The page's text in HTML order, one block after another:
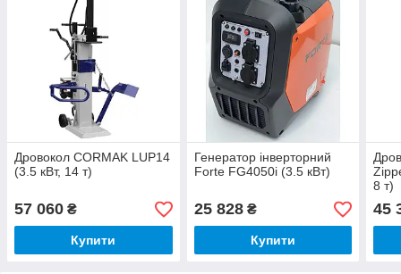
Дровокол CORMAK LUP14
(3.5 кВт, 14 т)
57 060 ₴
Купити
Генератор інверторний
Forte FG4050i (3.5 кВт)
25 828₴
Купити
8 т)
45